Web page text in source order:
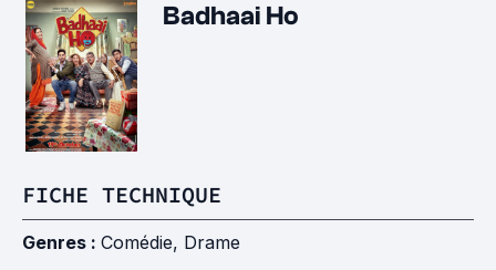
Badhaai Ho
FICHE TECHNIQUE
Genres : Comédie, Drame